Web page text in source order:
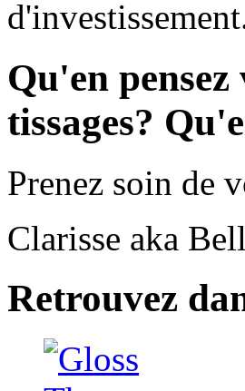
Qu'en pensez
tissages?
Prenez soin de
Clarisse aka
Retrouvez